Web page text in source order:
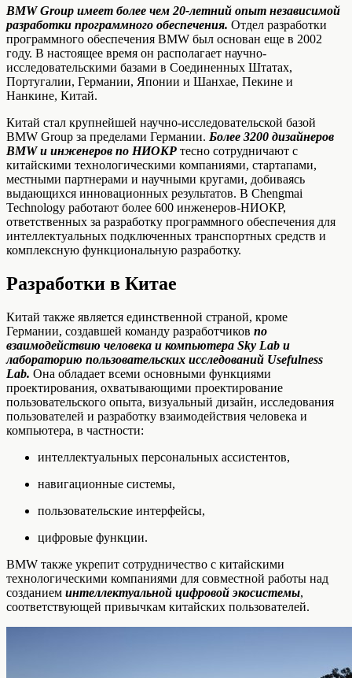
BMW Group имеет более чем 20-летний опыт независимой
разработки программного обеспечения. Отдел разработки
программного обеспечения BMW был основан еще в 2002
году. В настоящее время он располагает научно-
исследовательскими базами в Соединенных Штатах,
Португалии, Германии, Японии и Шанхае, Пекине и
Нанкине, Китай.
Китай стал крупнейшей научно-исследовательской базой
BMW Group за пределами Германии. Более 3200 дизайнеров
BMW и инженеров по НИОКР тесно сотрудничают с
китайскими технологическими компаниями, стартапами,
местными партнерами и научными кругами, добиваясь
выдающихся инновационных результатов. В Chengmai
Technology работают более 600 инженеров-НИОКР,
ответственных за разработку программного обеспечения для
интеллектуальных подключенных транспортных средств и
комплексную функциональную разработку.
Разработки в Китае
Китай также является единственной страной, кроме
Германии, создавшей команду разработчиков по
взаимодействию человека и компьютера Sky Lab и
лабораторию пользовательских исследований Usefulness
Lab. Она обладает всеми основными функциями
проектирования, охватывающими проектирование
пользовательского опыта, визуальный дизайн, исследования
пользователей и разработку взаимодействия человека и
компьютера, в частности:
интеллектуальных персональных ассистентов,
навигационные системы,
пользовательские интерфейсы,
цифровые функции.
BMW также укрепит сотрудничество с китайскими
технологическими компаниями для совместной работы над
созданием интеллектуальной цифровой экосистемы,
соответствующей привычкам китайских пользователей.